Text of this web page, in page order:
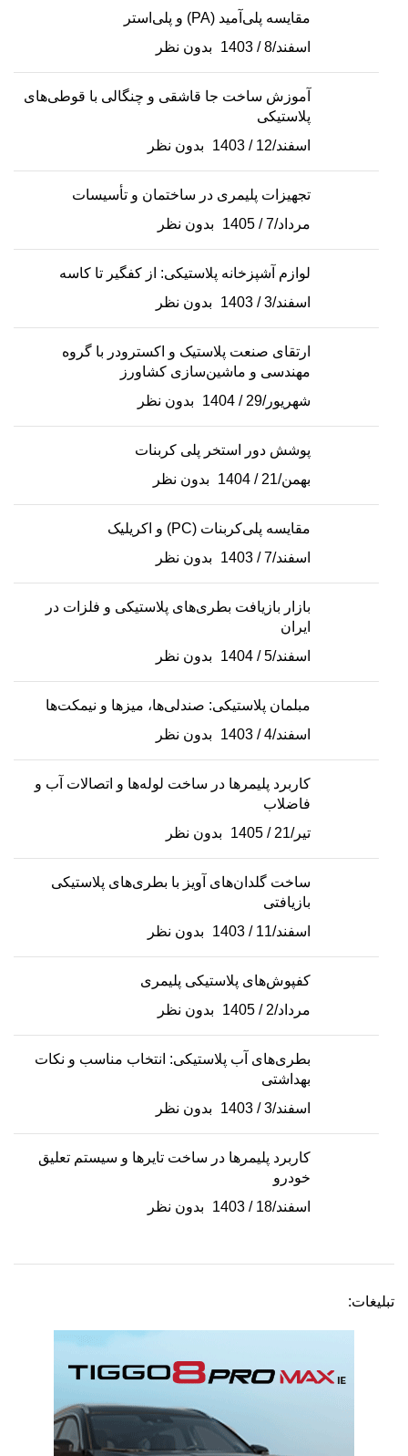
مقایسه پلی‌آمید (PA) و پلی‌استر
اسفند/8 / 1403
بدون نظر
آموزش ساخت جا قاشقی و چنگالی با قوطی‌های
پلاستیکی
اسفند/12 / 1403
بدون نظر
تجهیزات پلیمری در ساختمان و تأسیسات
مرداد/7 / 1405
بدون نظر
لوازم آشپزخانه پلاستیکی: از کفگیر تا کاسه
اسفند/3 / 1403
بدون نظر
ارتقای صنعت پلاستیک و اکسترودر با گروه
مهندسی و ماشین‌سازی کشاورز
شهریور/29 / 1404
بدون نظر
پوشش دور استخر پلی کربنات
بهمن/21 / 1404
بدون نظر
مقایسه پلی‌کربنات (PC) و اکریلیک
اسفند/7 / 1403
بدون نظر
بازار بازیافت بطری‌های پلاستیکی و فلزات در
ایران
اسفند/5 / 1404
بدون نظر
مبلمان پلاستیکی: صندلی‌ها، میزها و نیمکت‌ها
اسفند/4 / 1403
بدون نظر
کاربرد پلیمرها در ساخت لوله‌ها و اتصالات آب و
فاضلاب
تیر/21 / 1405
بدون نظر
ساخت گلدان‌های آویز با بطری‌های پلاستیکی
بازیافتی
اسفند/11 / 1403
بدون نظر
کفپوش‌های پلاستیکی پلیمری
مرداد/2 / 1405
بدون نظر
بطری‌های آب پلاستیکی: انتخاب مناسب و نکات
بهداشتی
اسفند/3 / 1403
بدون نظر
کاربرد پلیمرها در ساخت تایرها و سیستم تعلیق
خودرو
اسفند/18 / 1403
بدون نظر
تبلیغات: